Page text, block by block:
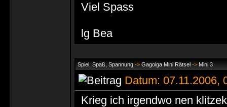
Viel Spass
lg Bea
Spiel, Spaß, Spannung -> Gagolga Mini Rätsel -> Mini 3
Datum:
Krieg ich irgendwo nen